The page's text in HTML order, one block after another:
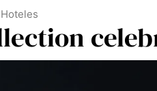
Hoteles